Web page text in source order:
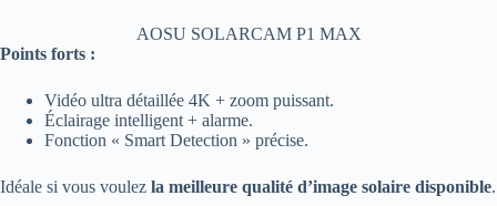
AOSU SOLARCAM P1 MAX
Points forts :
Vidéo ultra détaillée 4K + zoom puissant.
Éclairage intelligent + alarme.
Fonction « Smart Detection » précise.
Idéale si vous voulez la meilleure qualité d’image solaire disponible.